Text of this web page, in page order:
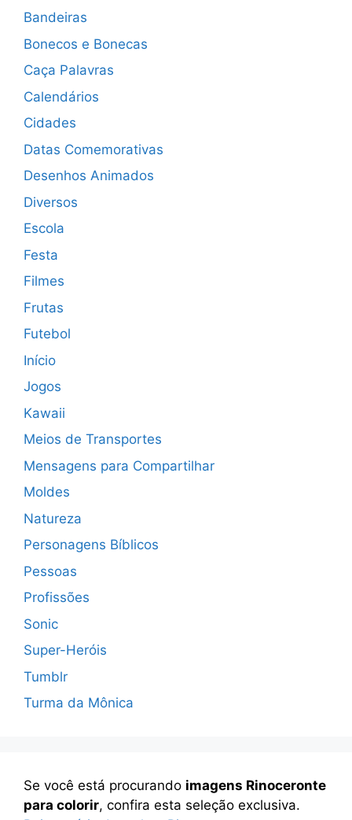
Bandeiras
Bonecos e Bonecas
Caça Palavras
Calendários
Cidades
Datas Comemorativas
Desenhos Animados
Diversos
Escola
Festa
Filmes
Frutas
Futebol
Início
Jogos
Kawaii
Meios de Transportes
Mensagens para Compartilhar
Moldes
Natureza
Personagens Bíblicos
Pessoas
Profissões
Sonic
Super-Heróis
Tumblr
Turma da Mônica
Se você está procurando imagens Rinoceronte
para colorir, confira esta seleção exclusiva.